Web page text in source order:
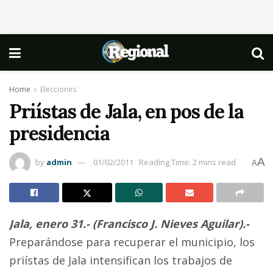
Home Elecciones
Priístas de Jala, en pos de la
presidencia
by admin 01/02/2011 Reading Time: 2 mins read AA
Jala, enero 31.- (Francisco J. Nieves Aguilar).-
Preparándose para recuperar el municipio, los
priístas de Jala intensifican los trabajos de